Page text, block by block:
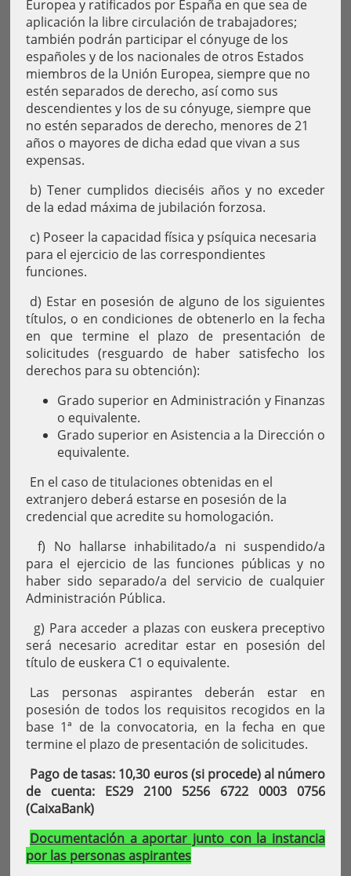
Europea y ratificados por España en que sea de
aplicación la libre circulación de trabajadores;
también podrán participar el cónyuge de los
españoles y de los nacionales de otros Estados
miembros de la Unión Europea, siempre que no
estén separados de derecho, así como sus
descendientes y los de su cónyuge, siempre que
no estén separados de derecho, menores de 21
años o mayores de dicha edad que vivan a sus
expensas.
b) Tener cumplidos dieciséis años y no exceder
de la edad máxima de jubilación forzosa.
c) Poseer la capacidad física y psíquica necesaria
para el ejercicio de las correspondientes
funciones.
d) Estar en posesión de alguno de los siguientes
títulos, o en condiciones de obtenerlo en la fecha
en que termine el plazo de presentación de
solicitudes (resguardo de haber satisfecho los
derechos para su obtención):
Grado superior en Administración y Finanzas
o equivalente.
Grado superior en Asistencia a la Dirección o
equivalente.
En el caso de titulaciones obtenidas en el
extranjero deberá estarse en posesión de la
credencial que acredite su homologación.
f) No hallarse inhabilitado/a ni suspendido/a
para el ejercicio de las funciones públicas y no
haber sido separado/a del servicio de cualquier
Administración Pública.
g) Para acceder a plazas con euskera preceptivo
será necesario acreditar estar en posesión del
título de euskera C1 o equivalente.
Las personas aspirantes deberán estar en
posesión de todos los requisitos recogidos en la
base 1ª de la convocatoria, en la fecha en que
termine el plazo de presentación de solicitudes.
Pago de tasas: 10,30 euros (si procede) al número
de cuenta: ES29 2100 5256 6722 0003 0756
(CaixaBank)
Documentación a aportar junto con la instancia
por las personas aspirantes